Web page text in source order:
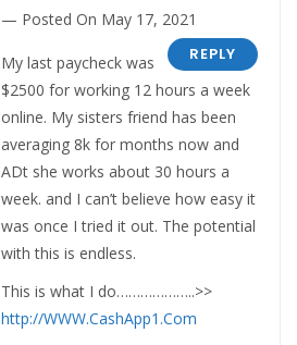
Posted On May 17, 2021
REPLY
My last paycheck was
$2500 for working 12 hours a week
online. My sisters friend has been
averaging 8k for months now and
ADt she works about 30 hours a
week. and I can’t believe how easy it
was once I tried it out. The potential
with this is endless.
This is what I do………………..>>
http://WWW.CashApp1.Com